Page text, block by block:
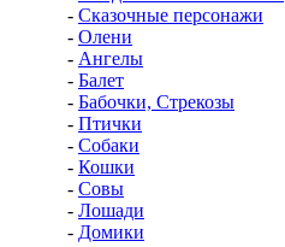
- Сказочные персонажи
- Олени
- Ангелы
- Балет
- Бабочки, Стрекозы
- Птички
- Собаки
- Кошки
- Совы
- Лошади
- Домики